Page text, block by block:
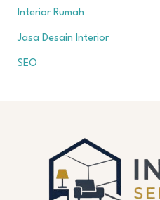
Interior Rumah
Jasa Desain Interior
SEO